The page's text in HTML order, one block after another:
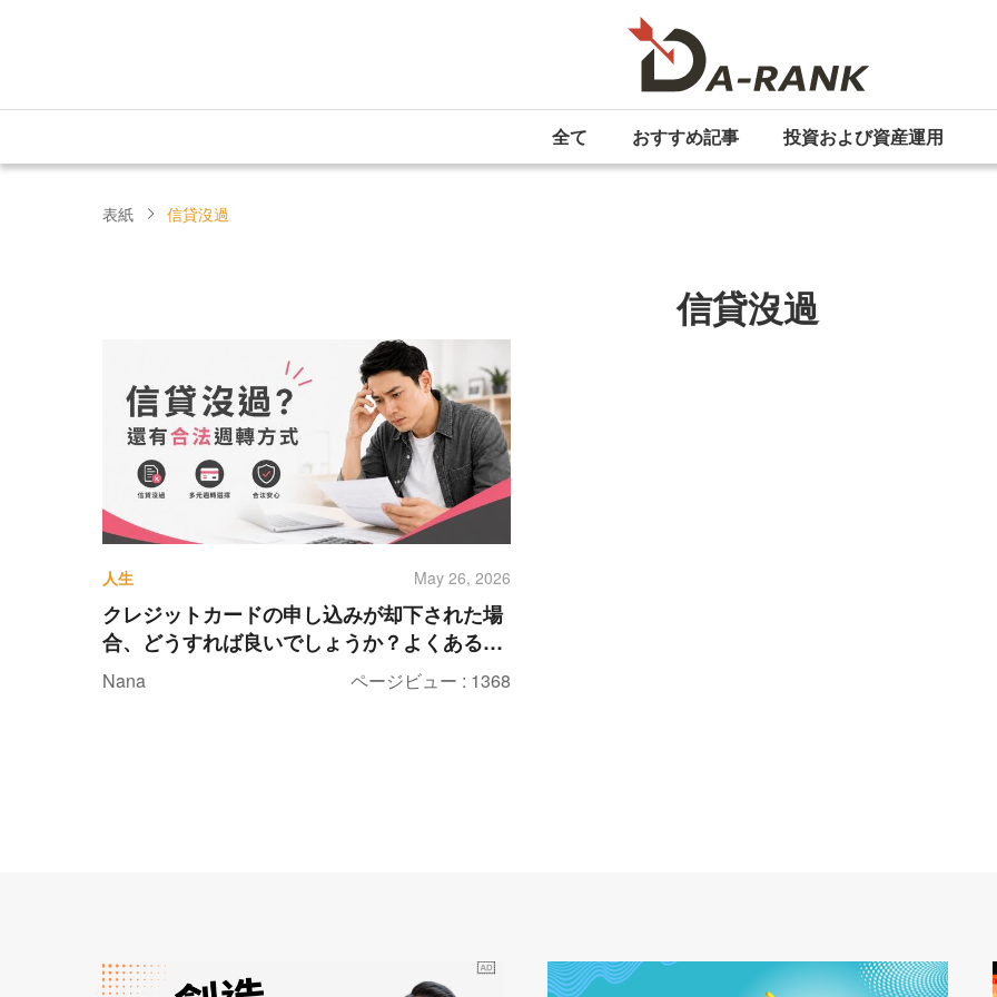
全て おすすめ記事 投資および資産運用
表紙 信貸沒過
信貸沒過
人生 May 26, 2026
クレジットカードの申し込みが却下された場
合、どうすれば良いでしょうか？よくある解
決策を6つご紹介します。
Nana ページビュー : 1368